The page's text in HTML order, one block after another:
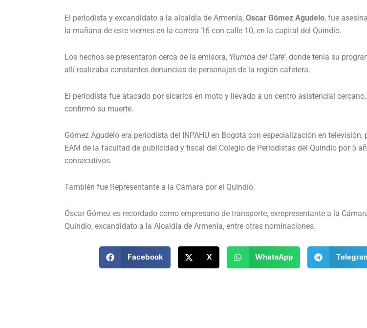
El periodista y excandidato a la alcaldía de Armenia, Oscar Gómez Agudelo, fue
la mañana de este viernes en la carrera 16 con calle 10, en la capital del Quindío.
Los hechos se presentaron cerca de la emisora, ‘Rumba del Café’, donde tenía su
allí realizaba constantes denuncias de personajes de la región cafetera.
El periodista fue atacado por sicarios en moto y llevado a un centro asistencial
confirmó su muerte.
Gómez Agudelo era periodista del INPAHU en Bogotá con especialización en televisión,
EAM de la facultad de publicidad y fiscal del Colegio de Periodistas del Quindío por 5
consecutivos.
También fue Representante a la Cámara por el Quindío.
Óscar Gómez es recordado como empresario de transporte, exrepresentante a la
Quindío, excandidato a la Alcaldía de Armenia, entre otras nominaciones.
Facebook X WhatsApp